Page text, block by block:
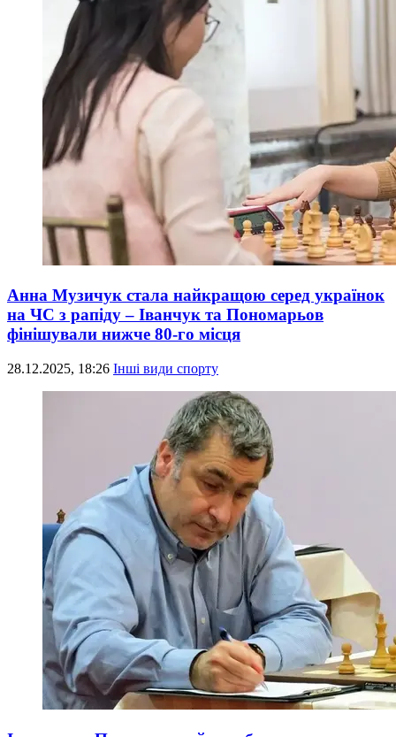
Анна Музичук стала найкращою серед українок
на ЧС з рапіду – Іванчук та Пономарьов
фінішували нижче 80-го місця
28.12.2025, 18:26 Інші види спорту